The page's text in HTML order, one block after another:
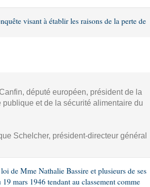
visant à établir les raisons de la perte de
député européen, président de la
et de la sécurité alimentaire du
Schelcher, président-directeur général
de Mme Nathalie Bassire et plusieurs de ses
mars 1946 tendant au classement comme